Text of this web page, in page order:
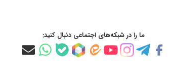
ما را در شبکه‌های اجتماعی دنبال کنید: